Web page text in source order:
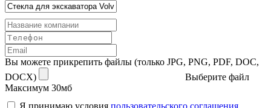
Вы можете прикрепить файлы (только JPG, PNG, PDF, DOC,
DOCX)
Выберите файл
Максимум 30мб
Я принимаю условия пользовательского соглашения